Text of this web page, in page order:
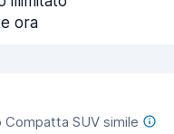
ora
Compatta SUV simile